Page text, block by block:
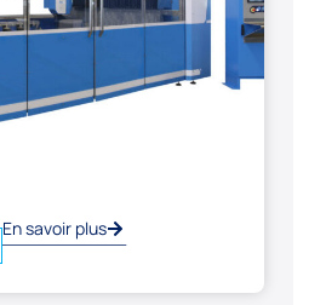
En savoir plus